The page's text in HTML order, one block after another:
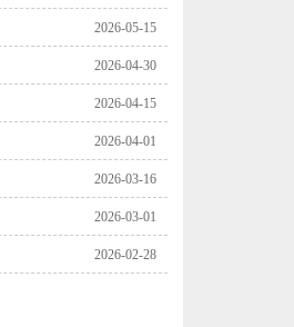
2026-05-15
2026-04-30
2026-04-15
2026-04-01
2026-03-16
2026-03-01
2026-02-28